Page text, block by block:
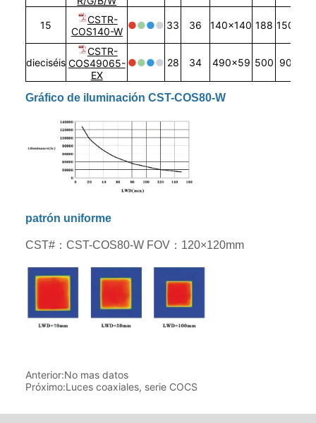
Anterior:No mas datos
Próximo:Luces coaxiales, serie COCS